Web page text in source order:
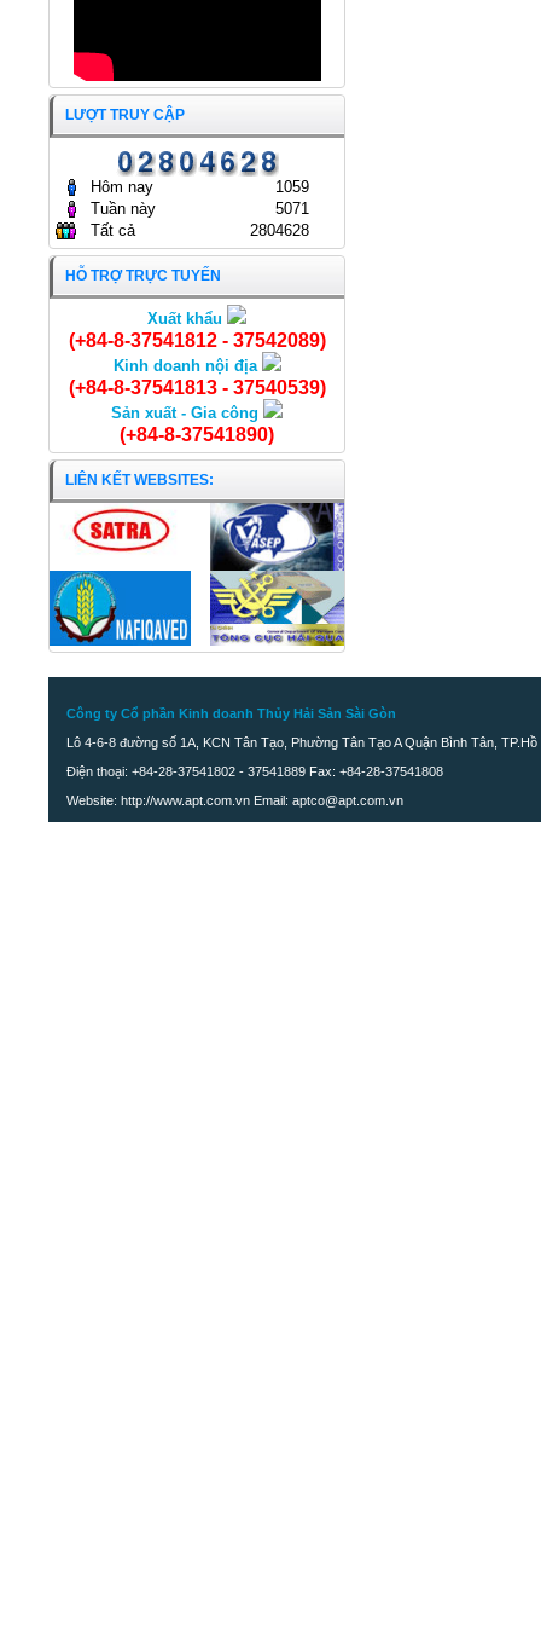
Cá Chim trắng nguyên con
CÔNG TY CỔ PHẦN KINH
DOANH THỦY HẢI SẢN SÀI
LƯỢT TRUY CẬP
Hôm nay
1059
Tuần này
5071
Tất cả
2804628
HỖ TRỢ TRỰC TUYẾN
Xuất khẩu
(+84-8-37541812 - 37542089)
Kinh doanh nội địa
(+84-8-37541813 - 37540539)
Sản xuất - Gia công
(+84-8-37541890)
LIÊN KẾT WEBSITES:
Công ty Cổ phần Kinh doanh Thủy Hải Sản Sài Gòn
Lô 4-6-8 đường số 1A, KCN Tân Tạo, Phường Tân Tạo A Quận Bình Tân, TP.Hồ
Điện thoại: +84-28-37541802 - 37541889 Fax: +84-28-37541808
Website: http://www.apt.com.vn Email: aptco@apt.com.vn